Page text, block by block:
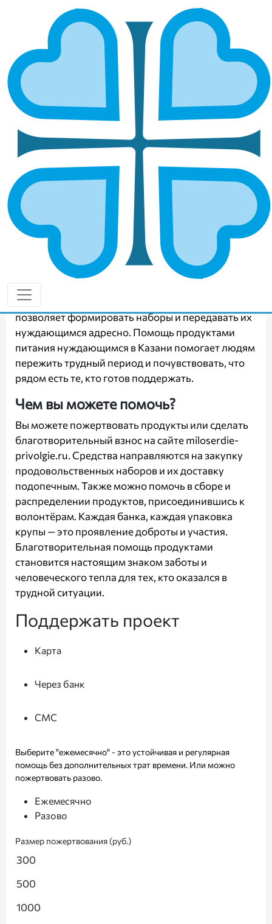
БЛАГОТВОРИТЕЛЬНАЯ ПОМОЩЬ
ПРОДУКТАМИ
Какая нам нужна
благотворительная помощь
продуктами?
Благотворительная помощь продуктами — один
из самых востребованных видов поддержки для
нуждающихся. Продукты питания необходимы
пожилым, инвалидам, многодетным и
малоимущим семьям, которые не всегда могут
позволить себе полноценное питание. Мы
принимаем продукты длительного хранения:
крупы, макароны, сахар, чай, консервы, масло,
муку. Гуманитарная помощь продуктами
позволяет формировать наборы и передавать их
нуждающимся адресно. Помощь продуктами
питания нуждающимся в Казани помогает людям
пережить трудный период и почувствовать, что
рядом есть те, кто готов поддержать.
Чем вы можете помочь?
Вы можете пожертвовать продукты или сделать
благотворительный взнос на сайтеmiloserdie-
privolgie.ru. Средства направляются на закупку
продовольственных наборов и их доставку
подопечным. Также можно помочь в сборе и
распределении продуктов, присоединившись к
волонтёрам. Каждая банка, каждая упаковка
крупы — это проявление доброты и участия.
Благотворительная помощь продуктами
становится настоящим знаком заботы и
человеческого тепла для тех, кто оказался в
трудной ситуации.
Поддержать проект
Карта
Через банк
СМС
Выберите "ежемесячно" - это устойчивая и регулярная
помощь без дополнительных трат времени. Или можно
пожертвовать разово.
Ежемесячно
Разово
Размер пожертвования (руб.)
300
500
1000
Подписаться